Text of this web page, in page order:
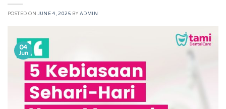
POSTED ONJUNE 4, 2025 BY ADMIN
04
Jun